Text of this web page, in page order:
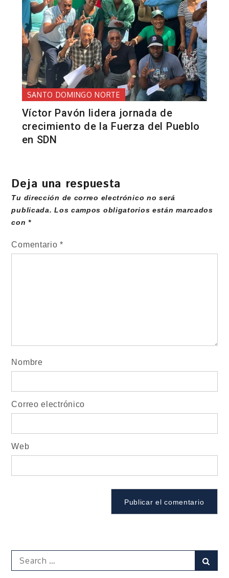
SANTO DOMINGO NORTE
Víctor Pavón lidera jornada de
crecimiento de la Fuerza del Pueblo
en SDN
Deja una respuesta
Tu dirección de correo electrónico no será
publicada. Los campos obligatorios están marcados
con*
Comentario*
Nombre
Correo electrónico
Web
Search
for: